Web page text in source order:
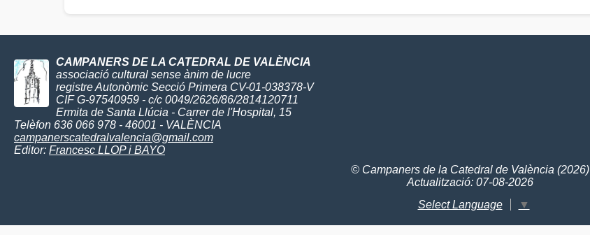
CAMPANERS DE LA CATEDRAL DE VALÈNCIA
associació cultural sense ànim de lucre
registre Autonòmic Secció Primera CV-01-038378-V
CIF G-97540959 - c/c 0049/2626/86/2814120711
Ermita de Santa Llúcia - Carrer de l'Hospital, 15
Telèfon 636 066 978 - 46001 - VALÈNCIA
campanerscatedralvalencia@gmail.com
Editor: Francesc LLOP i BAYO
© Campaners de la Catedral de València (2026)
Actualització: 07-08-2026
Select Language
▼